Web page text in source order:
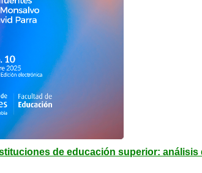
de educación superior: